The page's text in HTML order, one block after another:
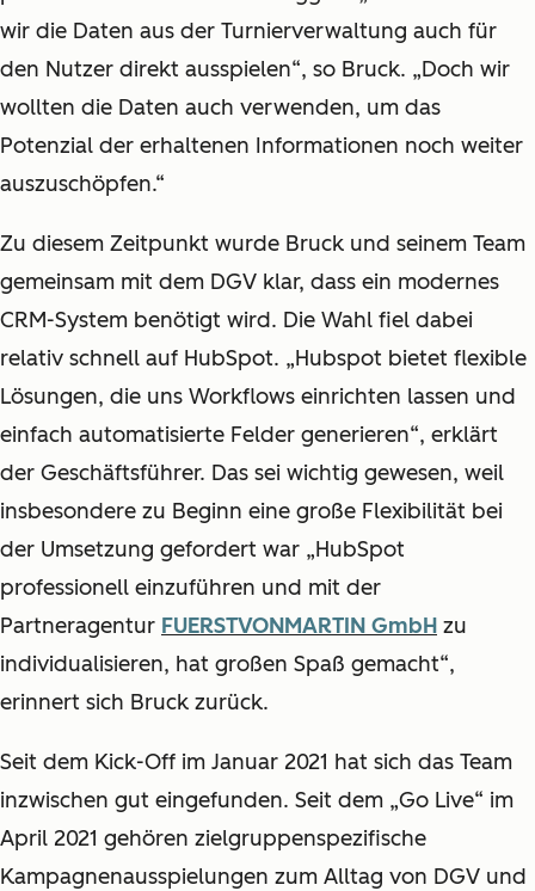
wir die Daten aus der Turnierverwaltung auch für
den Nutzer direkt ausspielen“, so Bruck. „Doch wir
wollten die Daten auch verwenden, um das
Potenzial der erhaltenen Informationen noch weiter
auszuschöpfen.“
Zu diesem Zeitpunkt wurde Bruck und seinem Team
gemeinsam mit dem DGV klar, dass ein modernes
CRM-System benötigt wird. Die Wahl fiel dabei
relativ schnell auf HubSpot. „Hubspot bietet flexible
Lösungen, die uns Workflows einrichten lassen und
einfach automatisierte Felder generieren“, erklärt
der Geschäftsführer. Das sei wichtig gewesen, weil
insbesondere zu Beginn eine große Flexibilität bei
der Umsetzung gefordert war „HubSpot
professionell einzuführen und mit der
Partneragentur FUERSTVONMARTIN GmbH zu
individualisieren, hat großen Spaß gemacht“,
erinnert sich Bruck zurück.
Seit dem Kick-Off im Januar 2021 hat sich das Team
inzwischen gut eingefunden. Seit dem „Go Live“ im
April 2021 gehören zielgruppenspezifische
Kampagnenausspielungen zum Alltag von DGV und